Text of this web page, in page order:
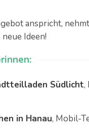
anspricht,
Ideen!
Südlicht,
in Hanau, Mobil-